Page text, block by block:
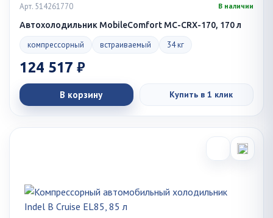
Арт. 514261770 В наличии
Автохолодильник MobileComfort MC-CRX-170, 170 л
компрессорный встраиваемый 34 кг
124 517 ₽
В корзину Купить в 1 клик